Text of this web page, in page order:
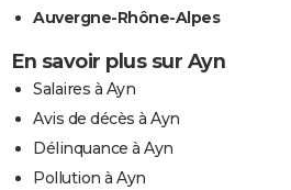
Auvergne-Rhône-Alpes
En savoir plus sur Ayn
Salaires à Ayn
Avis de décès à Ayn
Délinquance à Ayn
Pollution à Ayn